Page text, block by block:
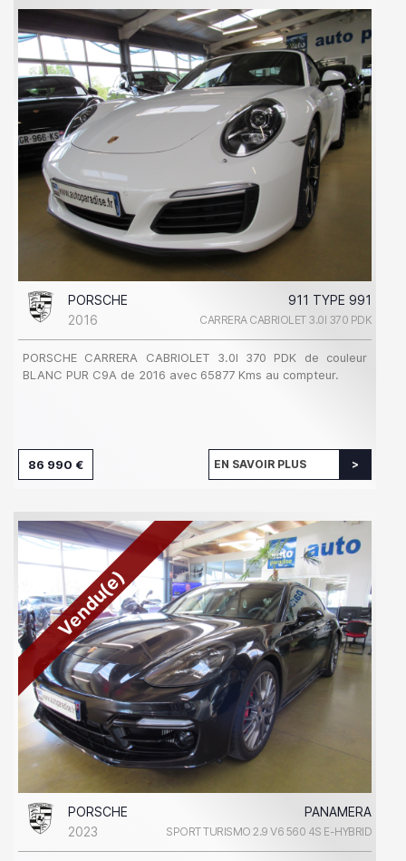
PORSCHE
911 TYPE 991
2016
CARRERA CABRIOLET 3.0I 370 PDK
PORSCHE CARRERA CABRIOLET 3.0I 370 PDK de couleur
BLANC PUR C9A de 2016 avec 65877 Kms au compteur.
86 990 € EN SAVOIR PLUS
Vendu(e)
PORSCHE
PANAMERA
2023
SPORT TURISMO 2.9 V6 560 4S E-HYBRID